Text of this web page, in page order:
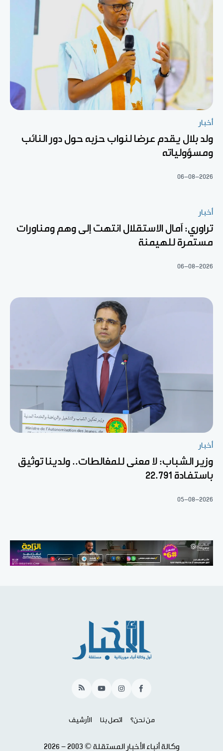
أخبار
ولد بلال يقدم عرضا لنواب حزبه حول دور النائب
ومسؤولياته
06-08-2026
أخبار
تراوري: آمال الاستقلال انتهت إلى وهم ومناورات
مستمرة للهيمنة
06-08-2026
أخبار
وزير الشباب: لا معنى للمغالطات.. ولدينا توثيق
باستفادة 22.791
05-08-2026
Facebook
Instagram
YouTube
RSS
من نحن؟ اتصل بنا الأرشيف
وكالة أنباء الأخبار المستقلة © 2003 - 2026